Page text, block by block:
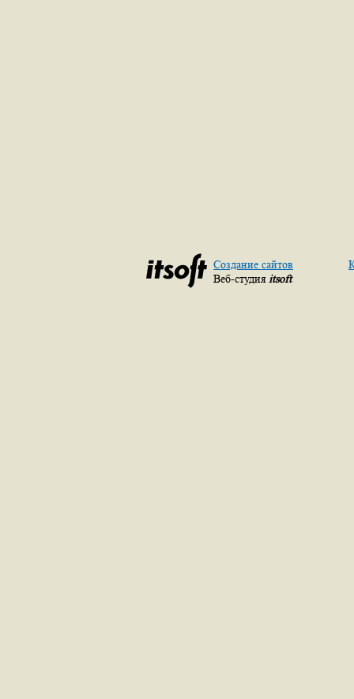
Создание сайтов
Веб-студия itsoft